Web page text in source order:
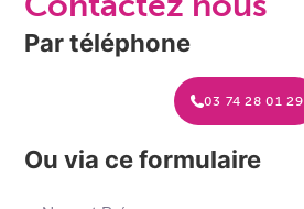
Par téléphone
03 74 28 01 29
Ou via ce formulaire